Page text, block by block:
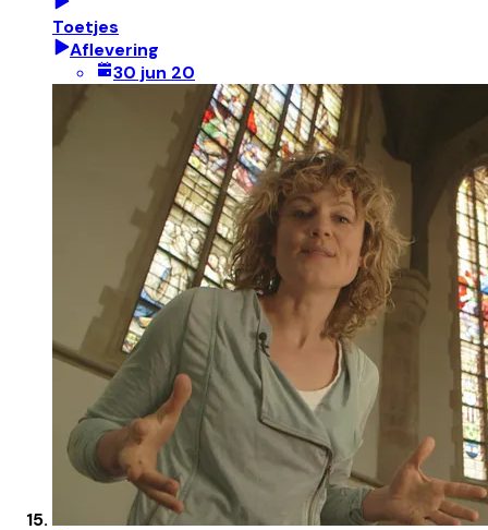
Toetjes
Aflevering
30 jun 20